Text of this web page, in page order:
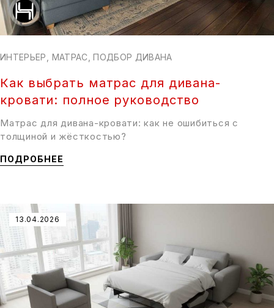
ИНТЕРЬЕР МАТРАС ,ПОДБОР ДИВАНА
Как выбрать матрас для дивана-
кровати: полное руководство
Матрас для дивана-кровати: как не ошибиться с
толщиной и жёсткостью?
ПОДРОБНЕЕ
13.04.2026